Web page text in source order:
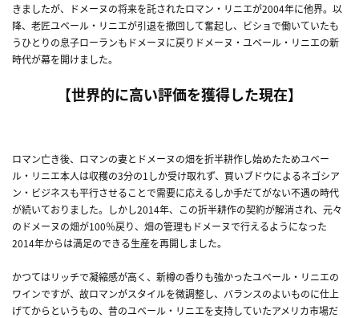
きましたが、ドメーヌの将来を託されたロマン・リニエが2004年に他界。以
降、老匠ユベール・リニエが引退を撤回して奮起し、ビショで働いていたも
うひとりの息子ローランもドメーヌに戻りドメーヌ・ユベール・リニエの新
時代が幕を開けました。
【世界的に高い評価を獲得した現在】
ロマン亡き後、ロマンの妻とドメーヌの畑を折半耕作し始めたためユベー
ル・リニエ本人は収穫の3分の1しか受け取れず、買いブドウによるネゴシア
ン・ビジネスも平行させることで需要に応えるしか手だてがない不遇の時代
が続いておりました。しかし2014年、この折半耕作の契約が解消され、元々
のドメーヌの畑が100％戻り、畑の管理もドメーヌで行えるようになった
2014年からは満足のできる生産を再開しました。
かつてはリッチで凝縮感が高く、新樽の香りも強かったユベール・リニエの
ワインですが、故ロマンがスタイルを微調整し、バランスのよいものに仕上
げてからというもの、昔のユベール・リニエを支持していたアメリカ市場だ